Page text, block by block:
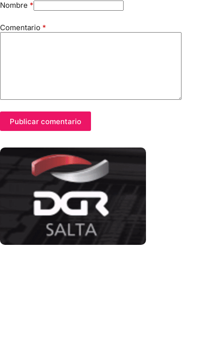
Nombre *
Comentario *
Publicar comentario